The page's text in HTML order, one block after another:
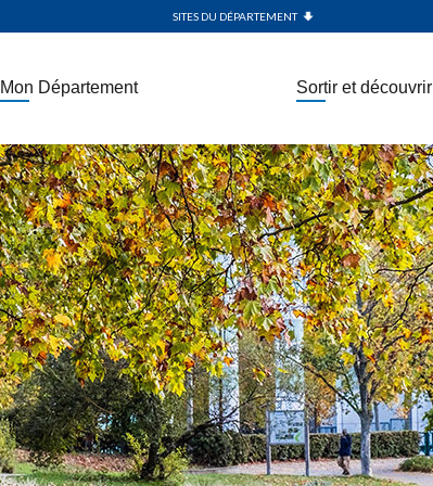
SITES DU DÉPARTEMENT
Mon Département Sortir et découvrir